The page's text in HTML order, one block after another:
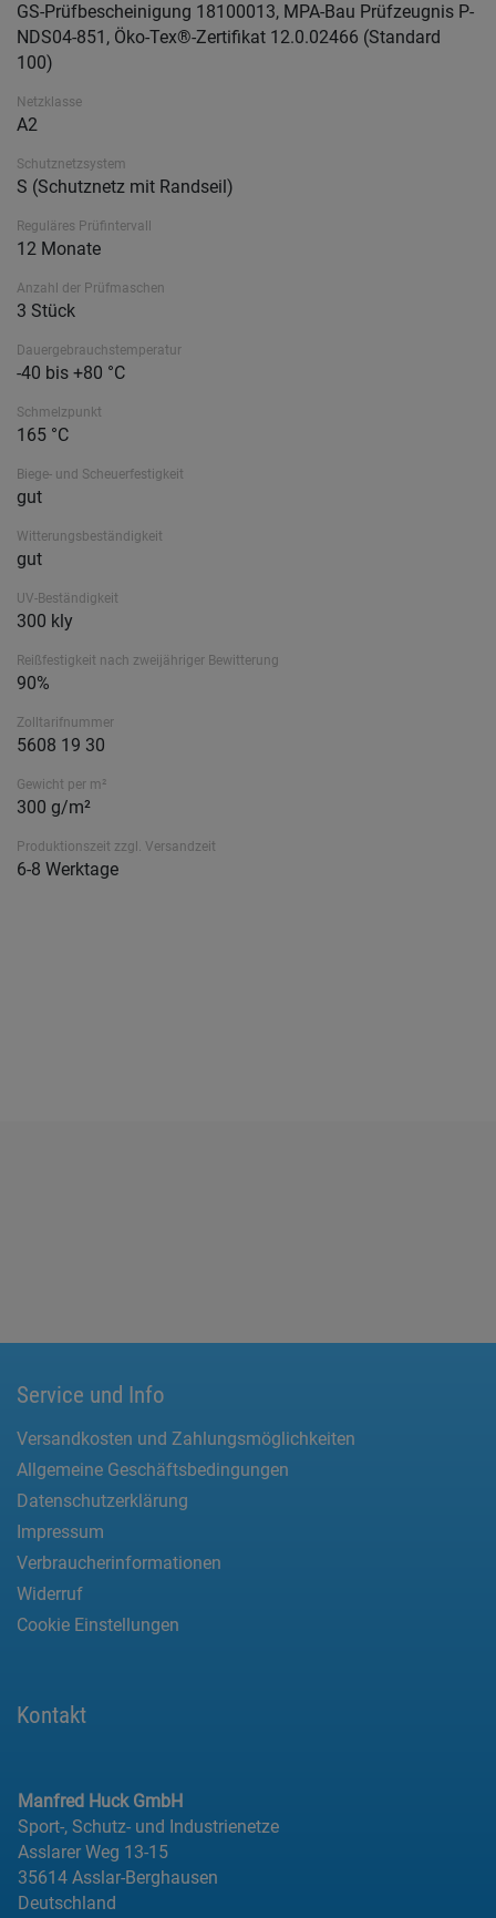
GS-Prüfbescheinigung 18100013, MPA-Bau Prüfzeugnis P-
NDS04-851, Öko-Tex®-Zertifikat 12.0.02466 (Standard
100)
Netzklasse
A2
Schutznetzsystem
S (Schutznetz mit Randseil)
Reguläres Prüfintervall
12 Monate
Anzahl der Prüfmaschen
3 Stück
Dauergebrauchstemperatur
-40 bis +80 °C
Schmelzpunkt
165 °C
Biege- und Scheuerfestigkeit
gut
Witterungsbeständigkeit
gut
UV-Beständigkeit
300 kly
Reißfestigkeit nach zweijähriger Bewitterung
90%
Zolltarifnummer
5608 19 30
Gewicht per m²
300 g/m²
Produktionszeit zzgl. Versandzeit
6-8 Werktage
Service und Info
Versandkosten und Zahlungsmöglichkeiten
Allgemeine Geschäftsbedingungen
Datenschutzerklärung
Impressum
Verbraucherinformationen
Widerruf
Cookie Einstellungen
Kontakt
Manfred Huck GmbH
Sport-, Schutz- und Industrienetze
Asslarer Weg 13-15
35614 Asslar-Berghausen
Deutschland